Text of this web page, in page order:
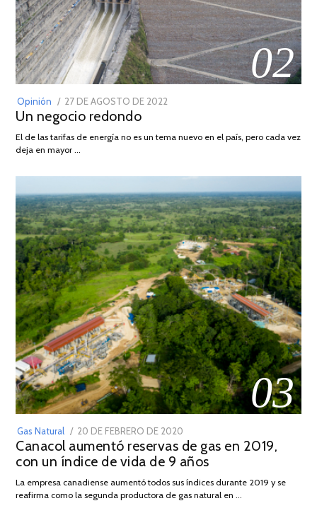
02
Opinión
POSTED
ON
27 DE AGOSTO DE 2022
DE
Un negocio redondo
El de las tarifas de energía no es un tema nuevo en el país, pero cada vez
deja en mayor …
03
Gas Natural
POSTED
ON
20 DE FEBRERO DE 2020
DE
JULIO
2025
Canacol aumentó reservas de gas en 2019,
con un índice de vida de 9 años
La empresa canadiense aumentó todos sus índices durante 2019 y se
reafirma como la segunda productora de gas natural en …